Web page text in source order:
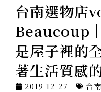
台南選物店
Beaucoup
是屋子裡的
著生活質感
2019-12-27 台